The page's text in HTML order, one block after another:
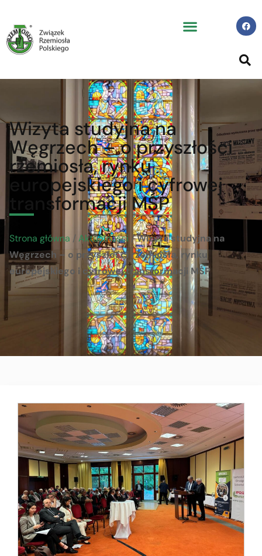
Wizyta studyjna na
Węgrzech – o przyszłości
rzemiosła, rynku
europejskiego i cyfrowej
transformacji MŚP
Strona główna / Aktualności /Wizyta studyjna na
Węgrzech – o przyszłości rzemiosła, rynku
europejskiego i cyfrowej transformacji MŚP